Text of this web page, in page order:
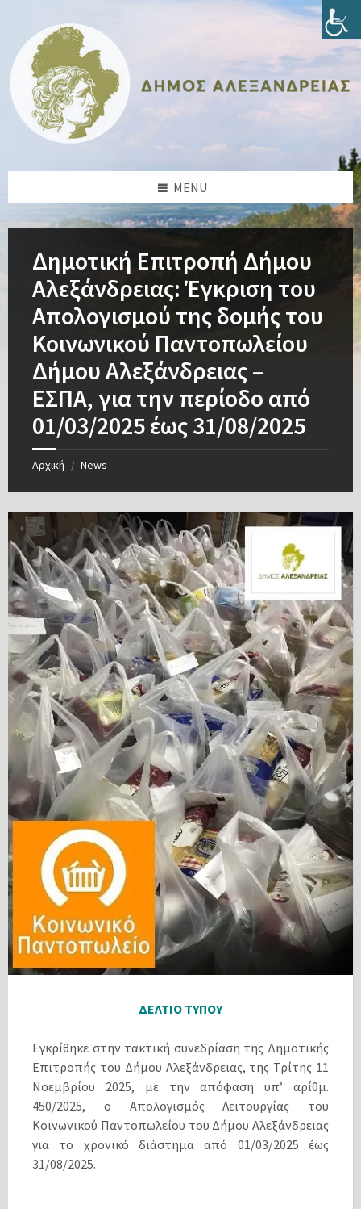
content
sidebar
sidebar
footer
MENU
Δημοτική Επιτροπή Δήμου
Αλεξάνδρειας: Έγκριση του
Απολογισμού της δομής του
Κοινωνικού Παντοπωλείου
Δήμου Αλεξάνδρειας –
ΕΣΠΑ, για την περίοδο από
01/03/2025 έως 31/08/2025
Αρχική / News
ΔΕΛΤΙΟ ΤΥΠΟΥ
Εγκρίθηκε στην τακτική συνεδρίαση της Δημοτικής
Επιτροπής του Δήμου Αλεξάνδρειας, της Τρίτης 11
Νοεμβρίου 2025, με την απόφαση υπ’ αρίθμ.
450/2025, ο Απολογισμός Λειτουργίας του
Κοινωνικού Παντοπωλείου του Δήμου Αλεξάνδρειας
για το χρονικό διάστημα από 01/03/2025 έως
31/08/2025.